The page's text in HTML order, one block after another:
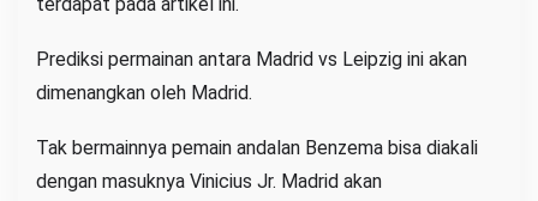
Prediksi permainan antara Madrid vs Leipzig ini akan
dimenangkan oleh Madrid.
Tak bermainnya pemain andalan Benzema bisa diakali
dengan masuknya Vinicius Jr. Madrid akan